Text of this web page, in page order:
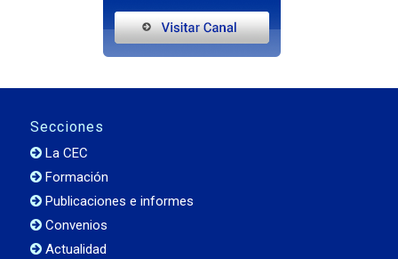
Secciones
La CEC
Formación
Publicaciones e informes
Convenios
Actualidad